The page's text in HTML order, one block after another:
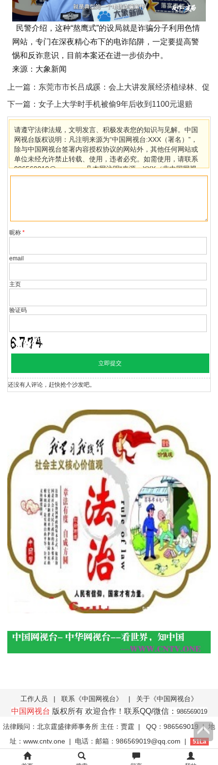
民警介绍，这种“熬鹰式”的设局就是诈骗分子利用色情
网站，专门在深夜精心布下的电诈陷阱，一定要提高警
惕和反诈意识，目前本案还在进一步侦办中。
来源：大象新闻
上一篇： 东莞市市长吕成蹊：会上大讲发展经济植绿林、促
进民生讲作风，脸红不？
下一篇： 女子上大学时手机被偷9年后收到1100元退赔
请遵守法律法规，文明发言、积极发表您的知识与见解。中国
网视台版权说明：凡注明来源为“中国网视台:XXX（署名）”，
除与中国网视台签署内容授权协议的网站外，其他任何网站或
单位未经允许禁止转载、使用，违者必究。如需使用，请联系
986569019@qq.com；凡本网注明“来源：XXX（非中国网视
台）”的作品，均转载自其它媒体，目的在于传播更多信息，其
昵称*
email
主页
验证码
还没有人评论，赶快抢个沙发吧。
工作人员 | 联系《中国网视台》 | 关于《中国网视台》
中国网视台 版权所有 欢迎合作！联系QQ/微信： 986569019
法律顾问：北京霆盛律师事务所 主任：贾霆 | QQ：986569019 | 地
址：www.cntv.one | 电话：邮箱：986569019@qq.com |
51La